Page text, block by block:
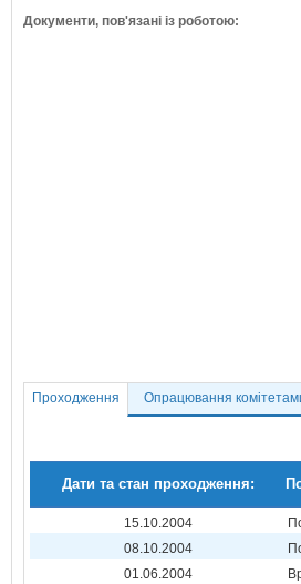
Документи, пов'язані із роботою:
Проходження Опрацювання
Дати та стан проходження:
15.10.2004
08.10.2004
01.06.2004